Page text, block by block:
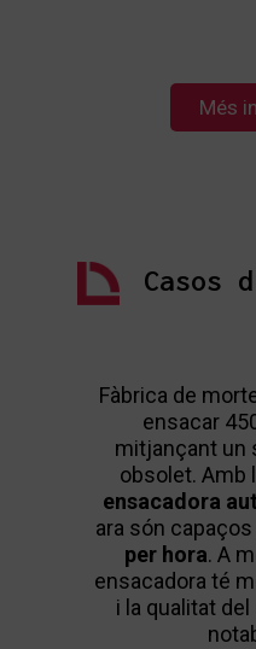
Més
Casos
Fàbrica de
ensacar
mitjançant un
obsolet. Amb
ensacadora
ara són
per hora. A
ensacadora té
i la qualitat